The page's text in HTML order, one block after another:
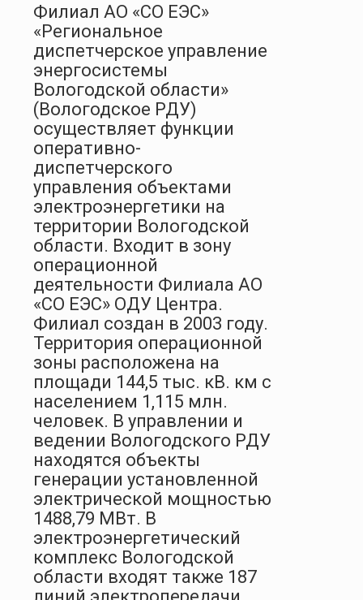
Филиал АО «СО ЕЭС»
«Региональное
диспетчерское управление
энергосистемы
Вологодской области»
(Вологодское РДУ)
осуществляет функции
оперативно-
диспетчерского
управления объектами
электроэнергетики на
территории Вологодской
области. Входит в зону
операционной
деятельности Филиала АО
«СО ЕЭС» ОДУ Центра.
Филиал создан в 2003 году.
Территория операционной
зоны расположена на
площади 144,5 тыс. кВ. км с
населением 1,115 млн.
человек. В управлении и
ведении Вологодского РДУ
находятся объекты
генерации установленной
электрической мощностью
1488,79 МВт. В
электроэнергетический
комплекс Вологодской
области входят также 187